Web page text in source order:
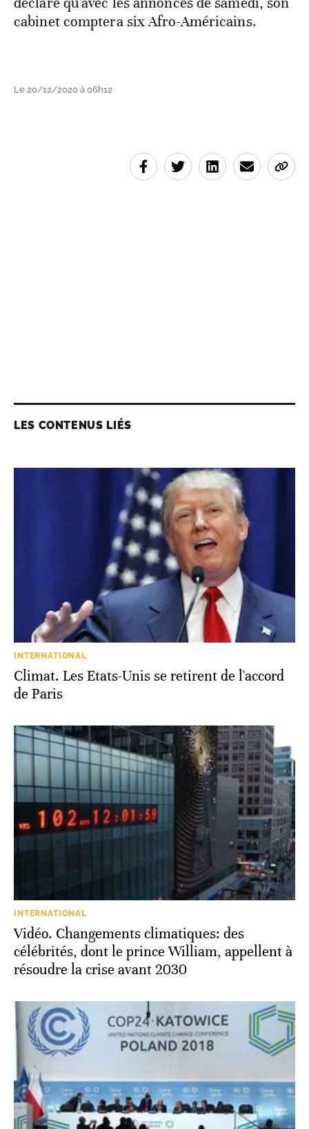
cabinet comptera six Afro-Américains.
Le 20/12/2020 à 06h12
LES CONTENUS LIÉS
INTERNATIONAL
Climat. Les Etats-Unis se retirent de l'accord
de Paris
INTERNATIONAL
Vidéo. Changements climatiques: des
célébrités, dont le prince William, appellent à
résoudre la crise avant 2030